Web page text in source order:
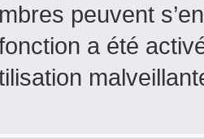
peuvent
a été